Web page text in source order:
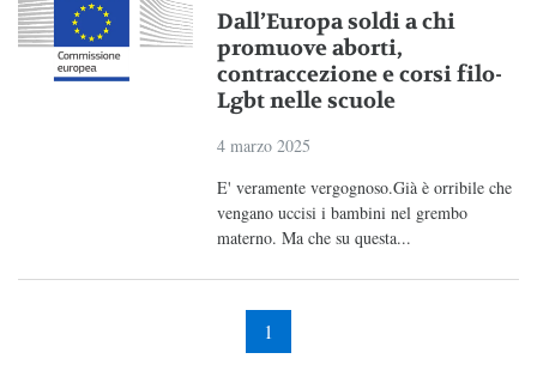
Dall’Europa soldi a chi
promuove aborti,
contraccezione e corsi filo-
Lgbt nelle scuole
4 marzo 2025
E' veramente vergognoso.Già è orribile che
vengano uccisi i bambini nel grembo
materno. Ma che su questa...
1